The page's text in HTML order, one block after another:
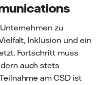
zu
Inklusion und ein
Fortschritt muss
auch stets
am CSD ist